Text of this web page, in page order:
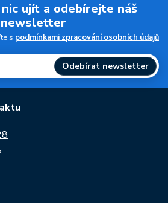
ujít a odebírejte náš
newsletter
s podmínkami zpracování osobních údajů
Odebírat newsletter